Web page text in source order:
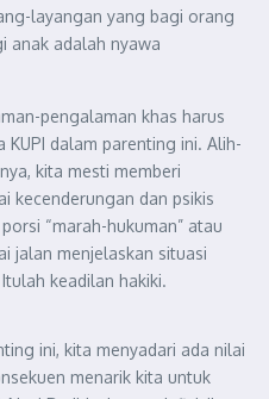
layangan yang bagi orang
anak adalah nyawa
pengalaman khas harus
dalam parenting ini. Alih-
kita mesti memberi
kecenderungan dan psikis
“marah-hukuman” atau
jalan menjelaskan situasi
keadilan hakiki.
ini, kita menyadari ada nilai
menarik kita untuk